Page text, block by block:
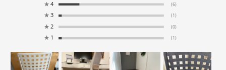
★ 4 (6)
★ 3 (1)
★ 2 (0)
★ 1 (1)